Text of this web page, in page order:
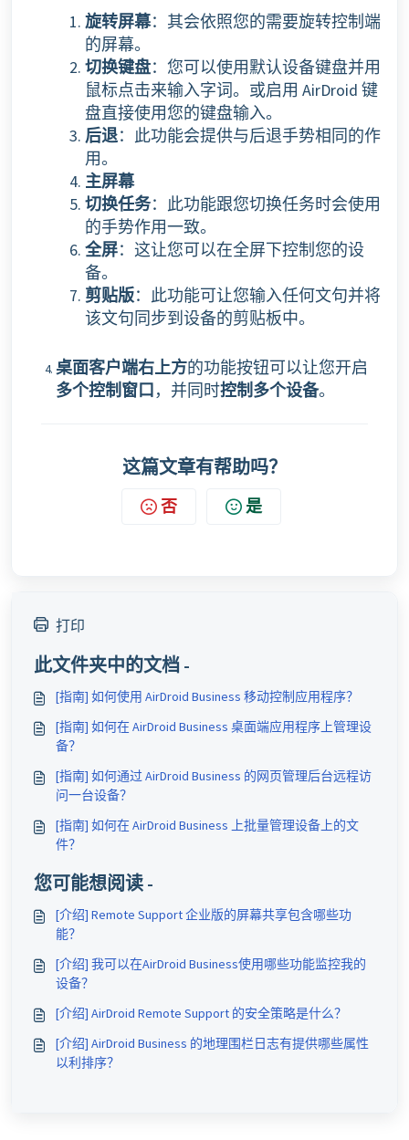
旋转屏幕：其会依照您的需要旋转控制端
的屏幕。
切换键盘：您可以使用默认设备键盘并用
鼠标点击来输入字词。或启用 AirDroid 键
盘直接使用您的键盘输入。
后退：此功能会提供与后退手势相同的作
用。
主屏幕
切换任务：此功能跟您切换任务时会使用
的手势作用一致。
全屏：这让您可以在全屏下控制您的设
备。
剪贴版：此功能可让您输入任何文句并将
该文句同步到设备的剪贴板中。
桌面客户端右上方的功能按钮可以让您开启
多个控制窗口，并同时控制多个设备。
这篇文章有帮助吗？
否 是
打印
此文件夹中的文档 -
[指南] 如何使用 AirDroid Business 移动控制应用程序？
[指南] 如何在 AirDroid Business 桌面端应用程序上管理设
备？
[指南] 如何通过 AirDroid Business 的网页管理后台远程访
问一台设备？
[指南] 如何在 AirDroid Business 上批量管理设备上的文
件？
您可能想阅读 -
[介绍] Remote Support 企业版的屏幕共享包含哪些功
能？
[介绍] 我可以在AirDroid Business使用哪些功能监控我的
设备？
[介绍] AirDroid Remote Support 的安全策略是什么？
[介绍] AirDroid Business 的地理围栏日志有提供哪些属性
以利排序？